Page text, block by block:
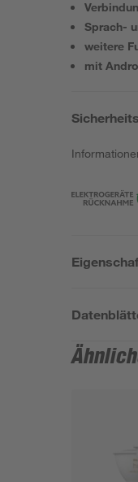
Sprach-
weitere
mit